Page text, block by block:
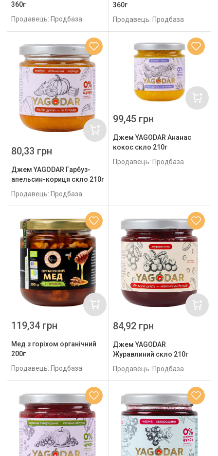
360г
Продавець: Продбаза
360г
Продавець: Продбаза
Джем YAGODAR Гарбуз-
апельсин-кориця скло 210г
Продавець: Продбаза
80,33 грн
Джем YAGODAR Ананас
кокос скло 210г
Продавець: Продбаза
99,45 грн
Мед з горіхом органічний
200г
Продавець: Продбаза
119,34 грн
Джем YAGODAR
Журавлиний скло 210г
Продавець: Продбаза
84,92 грн